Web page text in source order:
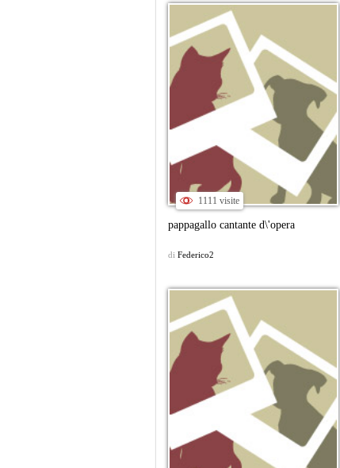
1111 visite
pappagallo cantante d\'opera
di Federico2